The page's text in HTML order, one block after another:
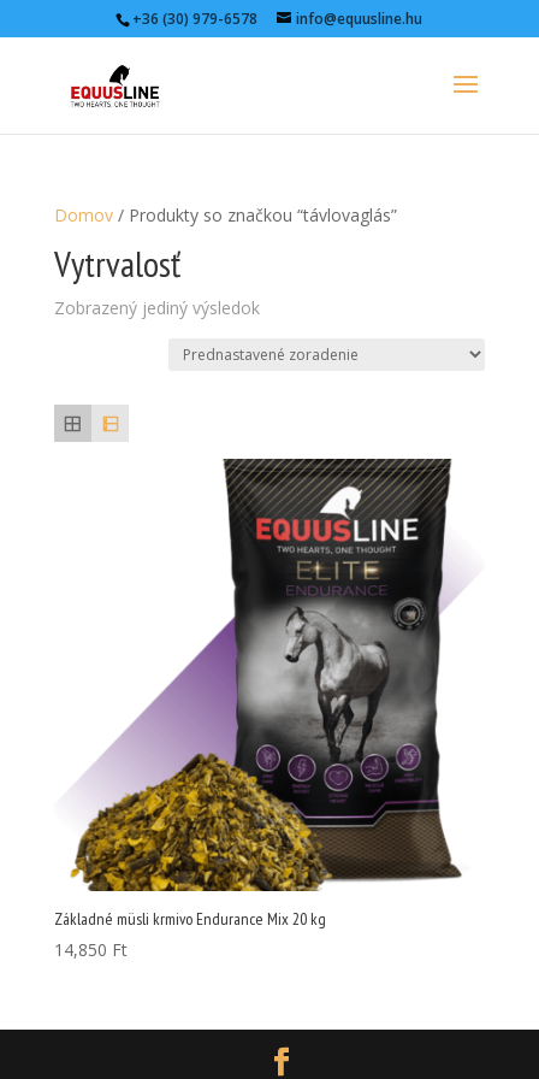
+36 (30) 979-6578 info@equusline.hu
Domov/ Produkty so značkou “távlovaglás”
Vytrvalosť
Zobrazený jediný výsledok
Základné müsli krmivo Endurance Mix 20 kg
14,850 Ft